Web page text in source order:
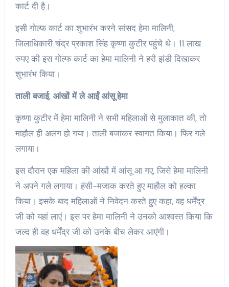
कार्ट दी है।
इसी गोल्फ कार्ट का शुभारंभ करने सांसद हेमा मालिनी,
जिलाधिकारी चंद्र प्रकाश सिंह कृष्णा कुटीर पहुंचे थे। 11 लाख
रुपए की इस गोल्फ कार्ट का हेमा मालिनी ने हरी झंडी दिखाकर
शुभारंभ किया।
ताली बजाई, आंखों में ले आईं आंसू हेमा
कृष्णा कुटीर में हेमा मालिनी ने सभी महिलाओं से मुलाकात की, तो
माहौल ही अलग हो गया। ताली बजाकर स्वागत किया। फिर गले
लगाया।
इस दौरान एक महिला की आंखों में आंसू आ गए, जिसे हेमा मालिनी
ने अपने गले लगाया। हंसी-मजाक करते हुए माहौल को हल्का
किया। इसके बाद महिलाओं ने निवेदन करते हुए कहा, वह धर्मेंद्र
जी को यहां लाएं। इस पर हेमा मालिनी ने उनको आश्वस्त किया कि
जल्द ही वह धर्मेंद्र जी को उनके बीच लेकर आएंगी।